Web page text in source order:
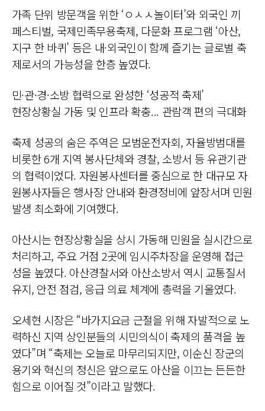
가족 단위 방문객을 위한 ‘ㅇㅅㅅ놀이터’와 외국인 끼
페스티벌, 국제민족무용축제, 다문화 프로그램 ‘아산,
지구 한 바퀴’ 등은 내·외국인이 함께 즐기는 글로벌 축
제로서의 가능성을 한층 높였다.
민·관·경·소방 협력으로 완성한 ‘성공적 축제’
현장상황실 가동 및 인프라 확충... 관람객 편의 극대화
축제 성공의 숨은 주역은 모범운전자회, 자율방범대를
비롯한 6개 지역 봉사단체와 경찰, 소방서 등 유관기관
의 협력이었다. 자원봉사센터를 중심으로 한 대규모 자
원봉사자들은 행사장 안내와 환경정비에 앞장서며 민원
발생 최소화에 기여했다.
아산시는 현장상황실을 상시 가동해 민원을 실시간으로
처리하고, 주요 거점 2곳에 임시주차장을 운영해 접근
성을 높였다. 아산경찰서와 아산소방서 역시 교통질서
유지, 안전 점검, 응급 의료 체계에 총력을 기울였다.
오세현 시장은 “바가지요금 근절을 위해 자발적으로 노
력하신 지역 상인분들의 시민의식이 축제의 품격을 높
였다”며 “축제는 오늘로 마무리되지만, 이순신 장군의
용기와 혁신의 정신은 앞으로도 아산을 이끄는 든든한
힘으로 이어질 것”이라고 말했다.